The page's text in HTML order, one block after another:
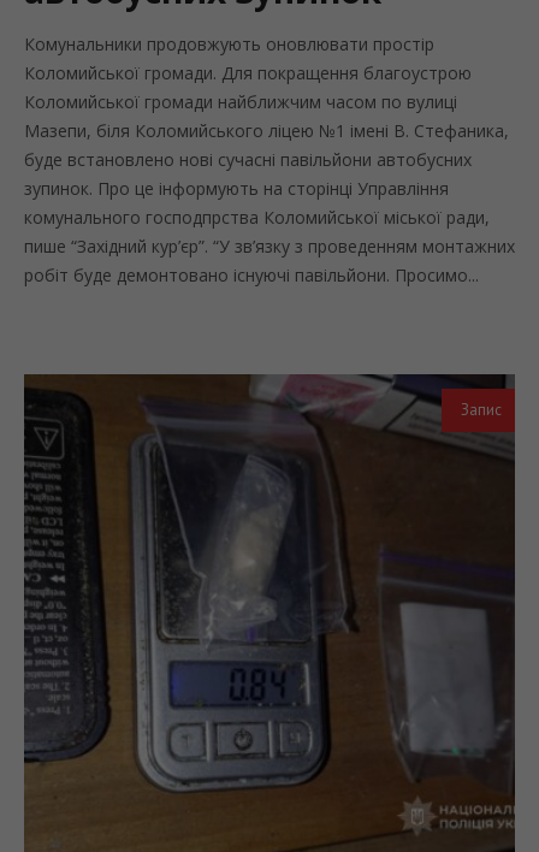
Комунальники продовжують оновлювати простір
Коломийської громади. Для покращення благоустрою
Коломийської громади найближчим часом по вулиці
Мазепи, біля Коломийського ліцею №1 імені В. Стефаника,
буде встановлено нові сучасні павільйони автобусних
зупинок. Про це інформують на сторінці Управління
комунального господпрства Коломийської міської ради,
пише “Західний кур’єр”. “У зв’язку з проведенням монтажних
робіт буде демонтовано існуючі павільйони. Просимо...
Запис